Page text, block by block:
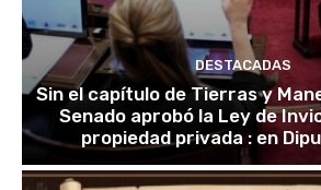
DESTACADAS
Sin el capítulo de Tierras y
Senado aprobó la Ley de
propiedad privada : en